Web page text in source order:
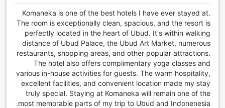
באוויר, תוכלו ליהנות משירות העברות נוח משדה התעופה, כך שאין
צורך לדאוג לגבי הגעה למלון. בנוסף, המלון מציע שירות חניה עם
חניה חינם באתר, כך שתוכלו להשאיר את הרכב שלכם בביטחון
וליהנות מהסביבה היפה של אובוד.
למי שמעוניין לחקור את האזור, המלון מציע שירותי השכרת רכב
ושירות מוניות, מה שמאפשר לכם להגיע בקלות לכל יעד שתרצו.
כמו כן, ישנה אפשרות לשירות הסעות, המאפשרת לכם לגלות את
האטרקציות המקומיות בלי דאגות. עם כל כך הרבה אפשרויות
תחבורה זמינות, אתם יכולים להיות בטוחים שהשהות שלכם
בקומןקה ברסה סאיאנג אובוד תהיה נוחה ונעימה.
Komaneka is one of the best hotels I have ever stayed at.
The room is exceptionally clean, spacious, and the resort is
perfectly located in the heart of Ubud. It's within walking
distance of Ubud Palace, the Ubud Art Market, numerous
restaurants, shopping areas, and other popular attractions.
The hotel also offers complimentary yoga classes and
various in-house activities for guests. The warm hospitality,
excellent facilities, and convenient location made my stay
truly special. Staying at Komaneka will remain one of the
most memorable parts of my trip to Ubud and Indonenesia.